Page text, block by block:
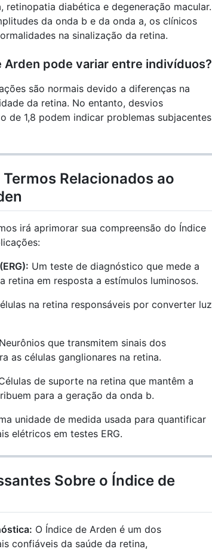
retinopatia diabética e degeneração macular.
da onda b e da onda a, os clínicos
na sinalização da retina.
Arden pode variar entre indivíduos?
são normais devido a diferenças na
da retina. No entanto, desvios
de 1,8 podem indicar problemas subjacentes
Relacionados ao
irá aprimorar sua compreensão do Índice
Um teste de diagnóstico que mede a
retina em resposta a estímulos luminosos.
na retina responsáveis por converter luz
Neurônios que transmitem sinais dos
as células ganglionares na retina.
de suporte na retina que mantêm a
para a geração da onda b.
unidade de medida usada para quantificar
elétricos em testes ERG.
Sobre o Índice de
O Índice de Arden é um dos
confiáveis da saúde da retina,